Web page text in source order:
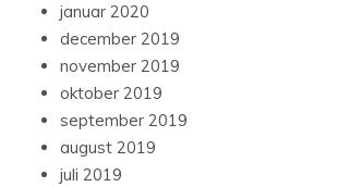
januar 2020
december 2019
november 2019
oktober 2019
september 2019
august 2019
juli 2019